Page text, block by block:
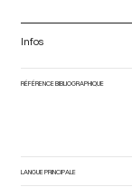
Infos
RÉFÉRENCE BIBLIOGRAPHIQUE
LANGUE PRINCIPALE